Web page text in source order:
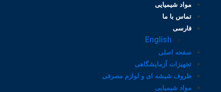
مواد شیمیایی
تماس با ما
فارسی
English
صفحه اصلی
تجهیزات آزمایشگاهی
ظروف شیشه ای و لوازم مصرفی
مواد شیمیایی